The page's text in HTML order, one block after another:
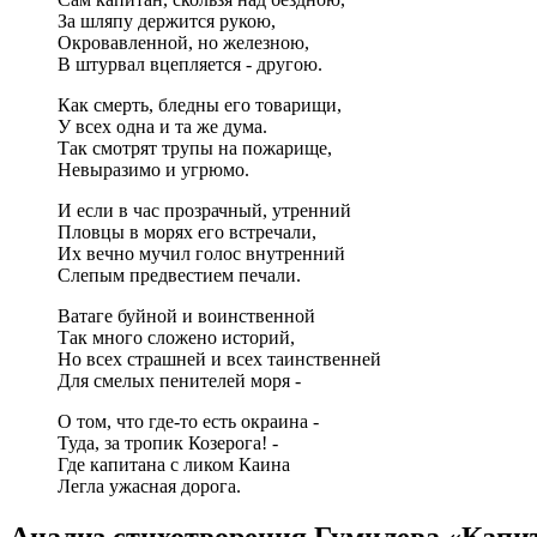
За шляпу держится рукою,
Окровавленной, но железною,
В штурвал вцепляется - другою.
Как смерть, бледны его товарищи,
У всех одна и та же дума.
Так смотрят трупы на пожарище,
Невыразимо и угрюмо.
И если в час прозрачный, утренний
Пловцы в морях его встречали,
Их вечно мучил голос внутренний
Слепым предвестием печали.
Ватаге буйной и воинственной
Так много сложено историй,
Но всех страшней и всех таинственней
Для смелых пенителей моря -
О том, что где-то есть окраина -
Туда, за тропик Козерога! -
Где капитана с ликом Каина
Легла ужасная дорога.